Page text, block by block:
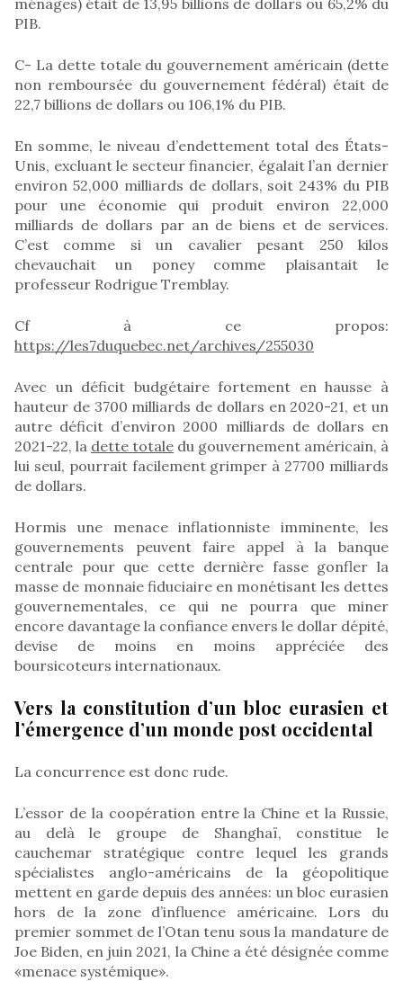
PIB.
C- La dette totale du gouvernement américain (dette
non remboursée du gouvernement fédéral) était de
22,7 billions de dollars ou 106,1% du PIB.
En somme, le niveau d’endettement total des États-
Unis, excluant le secteur financier, égalait l’an dernier
environ 52,000 milliards de dollars, soit 243% du PIB
pour une économie qui produit environ 22,000
milliards de dollars par an de biens et de services.
C’est comme si un cavalier pesant 250 kilos
chevauchait un poney comme plaisantait le
professeur Rodrigue Tremblay.
Cf à ce propos:
https://les7duquebec.net/archives/255030
Avec un déficit budgétaire fortement en hausse à
hauteur de 3700 milliards de dollars en 2020-21, et un
autre déficit d’environ 2000 milliards de dollars en
2021-22, la dette totale du gouvernement américain, à
lui seul, pourrait facilement grimper à 27700 milliards
de dollars.
Hormis une menace inflationniste imminente, les
gouvernements peuvent faire appel à la banque
centrale pour que cette dernière fasse gonfler la
masse de monnaie fiduciaire en monétisant les dettes
gouvernementales, ce qui ne pourra que miner
encore davantage la confiance envers le dollar dépité,
devise de moins en moins appréciée des
boursicoteurs internationaux.
Vers la constitution d’un bloc eurasien et
l’émergence d’un monde post occidental
La concurrence est donc rude.
L’essor de la coopération entre la Chine et la Russie,
au delà le groupe de Shanghaï, constitue le
cauchemar stratégique contre lequel les grands
spécialistes anglo-américains de la géopolitique
mettent en garde depuis des années: un bloc eurasien
hors de la zone d’influence américaine. Lors du
premier sommet de l’Otan tenu sous la mandature de
Joe Biden, en juin 2021, la Chine a été désignée comme
«menace systémique».